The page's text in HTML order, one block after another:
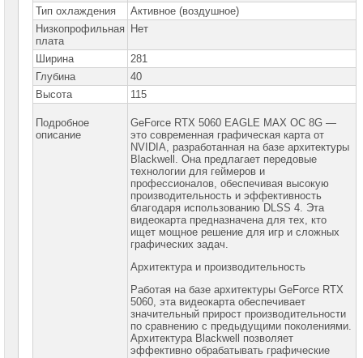
Жесткие
диски
SATA
Жесткие
диски
SSD
Видеокарты
INTEL
Тип охлаждения
Активное (воздушное)
Низкопрофильная
плата
Нет
Ширина
281
Глубина
40
Высота
115
Подробное
описание
GeForce RTX 5060 EAGLE MAX OC 8G —
это современная графическая карта от
NVIDIA, разработанная на базе архитектуры
Blackwell. Она предлагает передовые
технологии для геймеров и
профессионалов, обеспечивая высокую
производительность и эффективность
благодаря использованию DLSS 4. Эта
видеокарта предназначена для тех, кто
ищет мощное решение для игр и сложных
графических задач.
Архитектура и производительность
Работая на базе архитектуры GeForce RTX
5060, эта видеокарта обеспечивает
значительный прирост производительности
по сравнению с предыдущими поколениями.
Архитектура Blackwell позволяет
эффективно обрабатывать графические